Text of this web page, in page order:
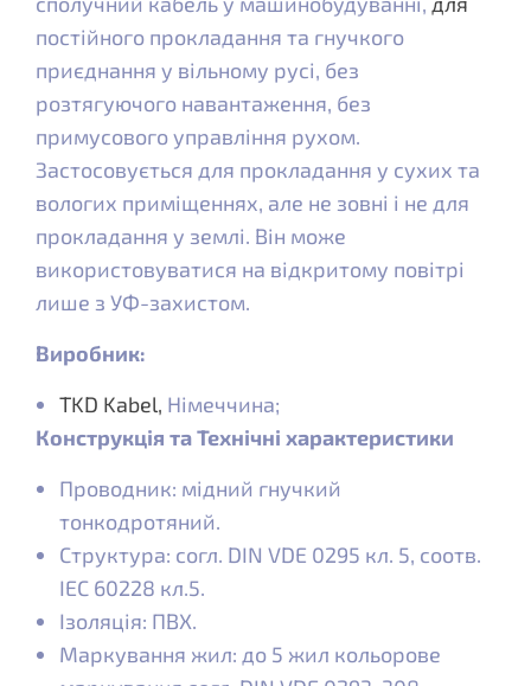
постійного прокладання та гнучкого
приєднання у вільному русі, без
розтягуючого навантаження, без
примусового управління рухом.
Застосовується для прокладання у сухих та
вологих приміщеннях, але не зовні і не для
прокладання у землі. Він може
використовуватися на відкритому повітрі
лише з УФ-захистом.
Виробник:
TKD Kabel, Німеччина;
Конструкція та Технічні характеристики
Проводник: мідний гнучкий
тонкодротяний.
Структура: согл. DIN VDE 0295 кл. 5, соотв.
IEC 60228 кл.5.
Ізоляція: ПВХ.
Маркування жил: до 5 жил кольорове